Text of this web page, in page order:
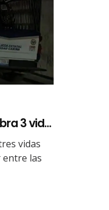
3 vid...
vidas
entre las